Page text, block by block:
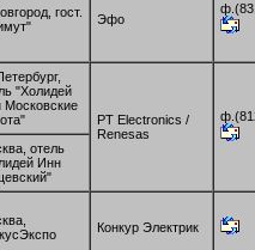
гост.
Эфо
"Холидей
Московские
PT Electronics /
Renesas
отель
Инн
Конкур Электрик